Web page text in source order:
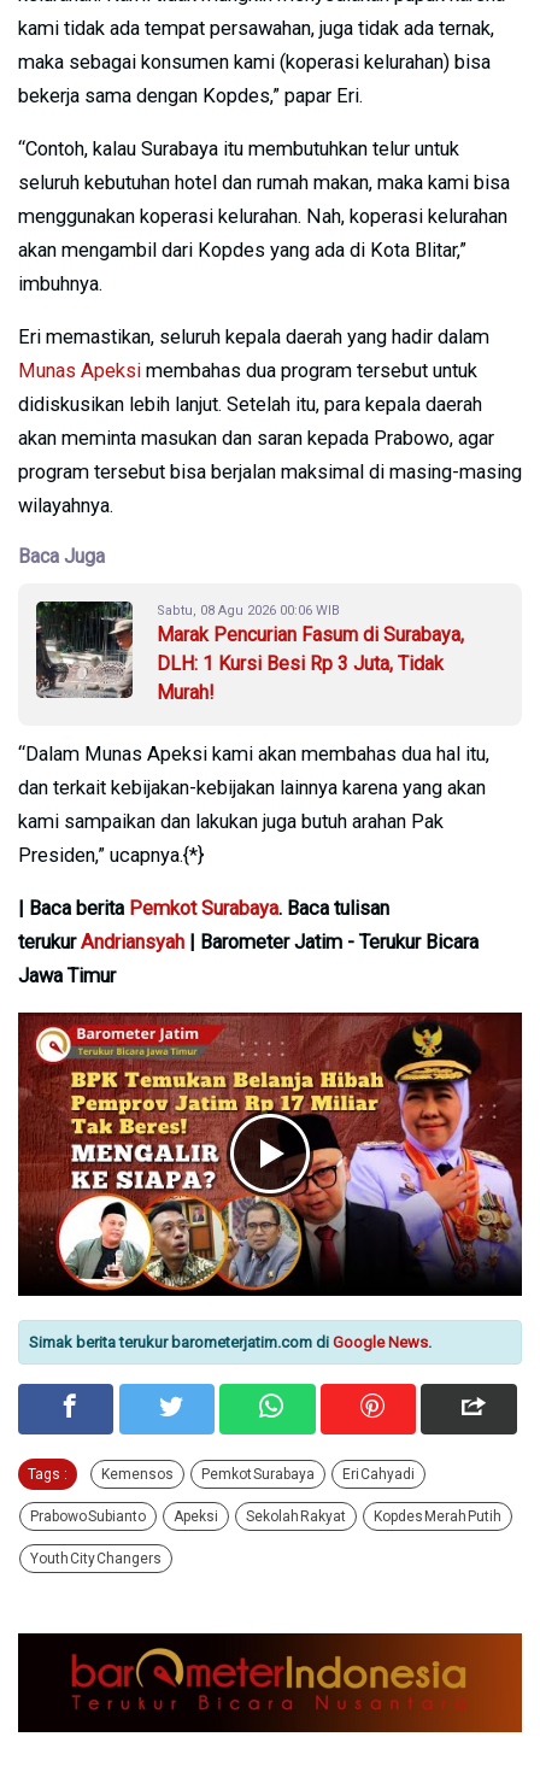
kami tidak ada tempat persawahan, juga tidak ada ternak,
maka sebagai konsumen kami (koperasi kelurahan) bisa
bekerja sama dengan Kopdes,” papar Eri.
“Contoh, kalau Surabaya itu membutuhkan telur untuk
seluruh kebutuhan hotel dan rumah makan, maka kami bisa
menggunakan koperasi kelurahan. Nah, koperasi kelurahan
akan mengambil dari Kopdes yang ada di Kota Blitar,”
imbuhnya.
Eri memastikan, seluruh kepala daerah yang hadir dalam
Munas Apeksi membahas dua program tersebut untuk
didiskusikan lebih lanjut. Setelah itu, para kepala daerah
akan meminta masukan dan saran kepada Prabowo, agar
program tersebut bisa berjalan maksimal di masing-masing
wilayahnya.
Baca Juga
Sabtu, 08 Agu 2026 00:06 WIB
Marak Pencurian Fasum di Surabaya,
DLH: 1 Kursi Besi Rp 3 Juta, Tidak
Murah!
“Dalam Munas Apeksi kami akan membahas dua hal itu,
dan terkait kebijakan-kebijakan lainnya karena yang akan
kami sampaikan dan lakukan juga butuh arahan Pak
Presiden,” ucapnya.{*}
| Baca berita Pemkot Surabaya. Baca tulisan
terukurAndriansyah | Barometer Jatim - Terukur Bicara
Jawa Timur
Simak berita terukur barometerjatim.com di Google News.
Tags : Kemensos Pemkot Surabaya Eri Cahyadi
Prabowo Subianto Apeksi Sekolah Rakyat Kopdes Merah Putih
Youth City Changers